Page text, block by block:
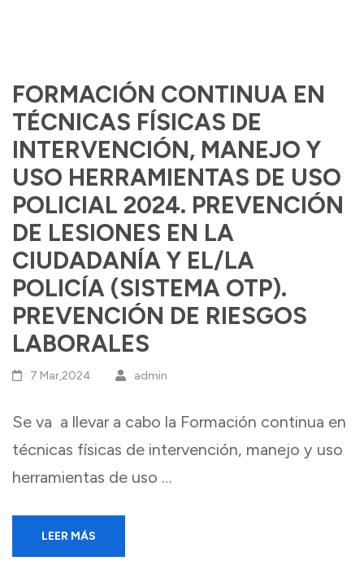
FORMACIÓN CONTINUA EN
TÉCNICAS FÍSICAS DE
INTERVENCIÓN, MANEJO Y
USO HERRAMIENTAS DE USO
POLICIAL 2024. PREVENCIÓN
DE LESIONES EN LA
CIUDADANÍA Y EL/LA
POLICÍA (SISTEMA OTP).
PREVENCIÓN DE RIESGOS
LABORALES
7 Mar,2024 admin
Se va a llevar a cabo la Formación continua en
técnicas físicas de intervención, manejo y uso
herramientas de uso …
LEER MÁS